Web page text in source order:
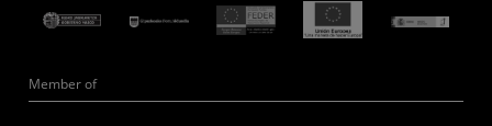
Member of